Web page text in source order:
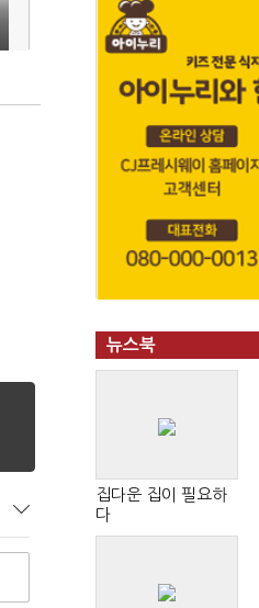
뉴스북
집다운 집이 필요하
다